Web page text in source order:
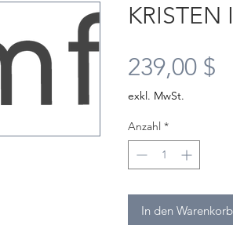
KRISTEN
239,00 $
exkl. MwSt.
Anzahl *
In den Warenkorb